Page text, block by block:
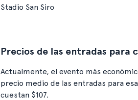
Stadio San Siro
Precios de las entradas para
Actualmente, el evento más
precio medio de las entradas para
cuestan $107.